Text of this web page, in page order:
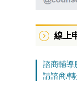
線上
諮商輔導
請諮商/